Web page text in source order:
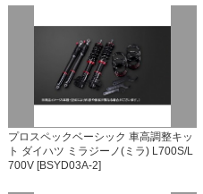
プロスペックベーシック 車高調整キッ
ト ダイハツ ミラジーノ(ミラ) L700S/L
700V [BSYD03A-2]